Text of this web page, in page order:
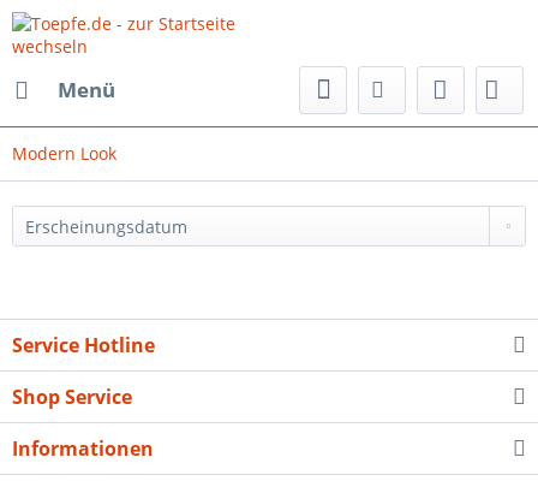
Menü
Modern Look
Service Hotline
Shop Service
Informationen